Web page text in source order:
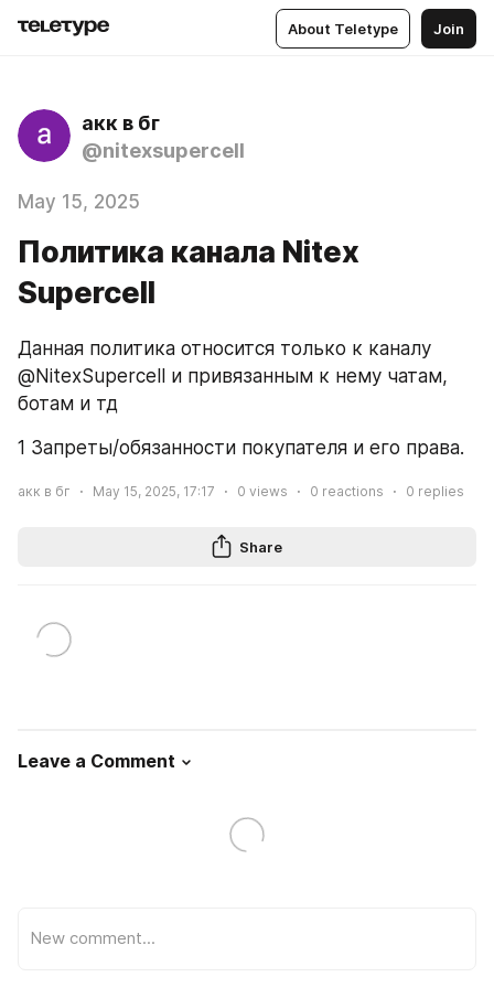
About Teletype Join
акк в бг
@nitexsupercell
May 15, 2025
Политика канала Nitex
Supercell
Данная политика относится только к каналу
@NitexSupercell и привязанным к нему чатам,
ботам и тд
1 Запреты/обязанности покупателя и его права.
акк в бг May 15, 2025, 17:17 0 views 0 reactions 0 replies
Share
Leave a Comment